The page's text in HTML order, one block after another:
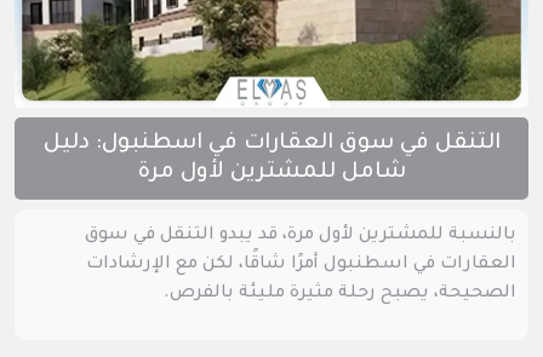
التنقل في سوق العقارات في اسطنبول: دليل
شامل للمشترين لأول مرة
بالنسبة للمشترين لأول مرة، قد يبدو التنقل في سوق
العقارات في اسطنبول أمرًا شاقًا، لكن مع الإرشادات
الصحيحة، يصبح رحلة مثيرة مليئة بالفرص.